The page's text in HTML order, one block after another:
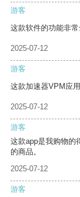
游客
这款软件的功能非常
2025-07-12
游客
这款加速器VPM应
2025-07-12
游客
这款app是我购物的
的商品。
2025-07-12
游客